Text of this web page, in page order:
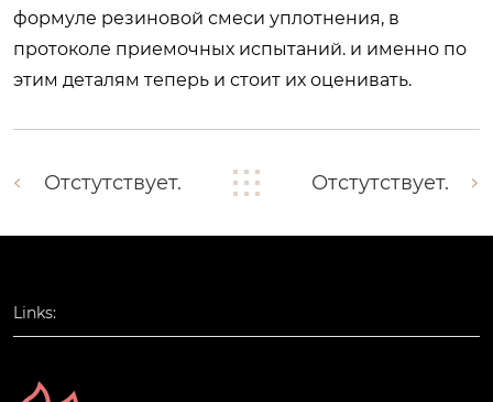
формуле резиновой смеси уплотнения, в
протоколе приемочных испытаний. и именно по
этим деталям теперь и стоит их оценивать.
Отстутствует. Отстутствует.
Links: